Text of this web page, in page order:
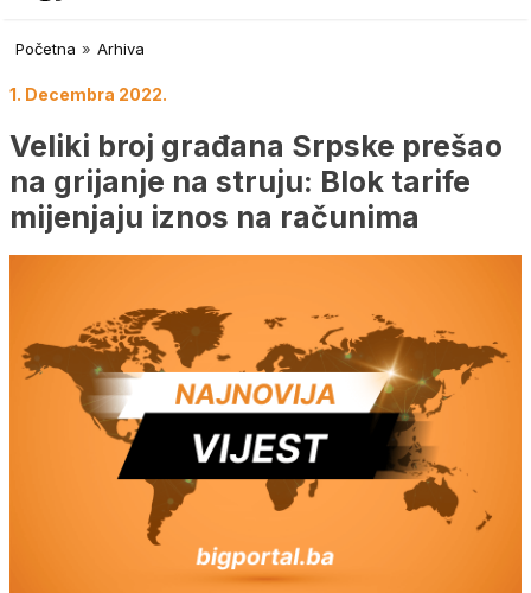
Početna » Arhiva
1. Decembra 2022.
Veliki broj građana Srpske prešao
na grijanje na struju: Blok tarife
mijenjaju iznos na računima